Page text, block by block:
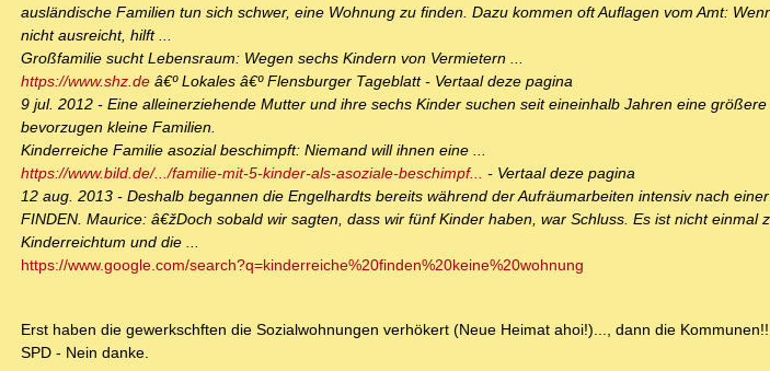
ausländische Familien tun sich schwer, eine Wohnung zu finden. Dazu kommen oft Auflagen vom Amt:
nicht ausreicht, hilft ...
Großfamilie sucht Lebensraum: Wegen sechs Kindern von Vermietern ...
https://www.shz.de â€º Lokales â€º Flensburger Tageblatt - Vertaal deze pagina
9 jul. 2012 - Eine alleinerziehende Mutter und ihre sechs Kinder suchen seit eineinhalb Jahren eine
bevorzugen kleine Familien.
Kinderreiche Familie asozial beschimpft: Niemand will ihnen eine ...
https://www.bild.de/.../familie-mit-5-kinder-als-asoziale-beschimpf... - Vertaal deze pagina
12 aug. 2013 - Deshalb begannen die Engelhardts bereits während der Aufräumarbeiten intensiv nach
FINDEN. Maurice: â€žDoch sobald wir sagten, dass wir fünf Kinder haben, war Schluss. Es ist nicht
Kinderreichtum und die ...
https://www.google.com/search?q=kinderreiche%20finden%20keine%20wohnung
Erst haben die gewerkschften die Sozialwohnungen verhökert (Neue Heimat ahoi!)..., dann die
SPD - Nein danke.